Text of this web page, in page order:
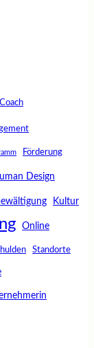
Coach
Förderung
Design
Kultur
Online
Standorte